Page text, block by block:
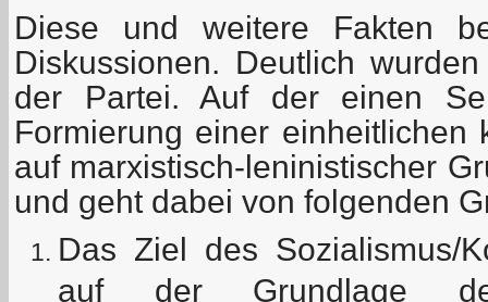
Diese und weitere Fakten
Diskussionen. Deutlich
der Partei. Auf der einen
Formierung einer einheitlichen
auf marxistisch-leninistischer
und geht dabei von folgenden
Das Ziel des Sozialismus/
auf der Grundlage der